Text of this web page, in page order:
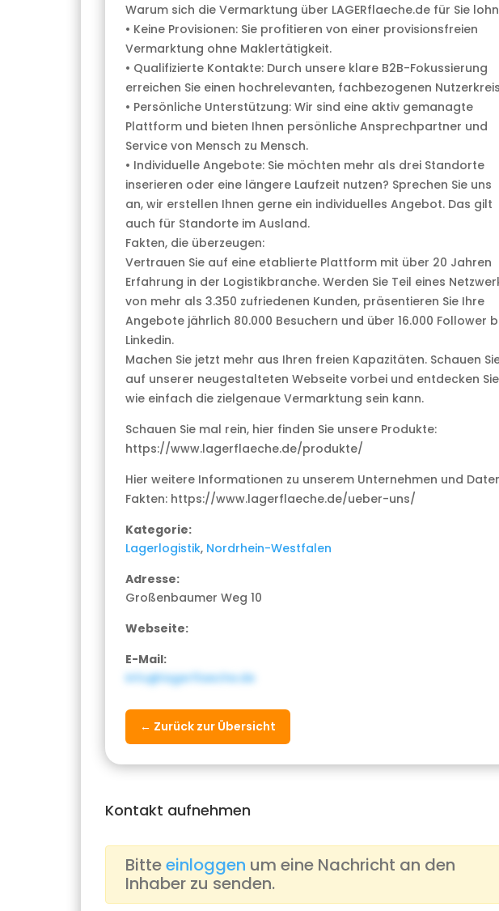
Warum sich die Vermarktung über LAGERflaeche.de für Sie
• Keine Provisionen: Sie profitieren von einer provisionsfreien
Vermarktung ohne Maklertätigkeit.
• Qualifizierte Kontakte: Durch unsere klare B2B-Fokussierung
erreichen Sie einen hochrelevanten, fachbezogenen
• Persönliche Unterstützung: Wir sind eine aktiv gemanagte
Plattform und bieten Ihnen persönliche Ansprechpartner und
Service von Mensch zu Mensch.
• Individuelle Angebote: Sie möchten mehr als drei Standorte
inserieren oder eine längere Laufzeit nutzen? Sprechen Sie uns
an, wir erstellen Ihnen gerne ein individuelles Angebot. Das gilt
auch für Standorte im Ausland.
Fakten, die überzeugen:
Vertrauen Sie auf eine etablierte Plattform mit über 20 Jahren
Erfahrung in der Logistikbranche. Werden Sie Teil eines
von mehr als 3.350 zufriedenen Kunden, präsentieren Sie Ihre
Angebote jährlich 80.000 Besuchern und über 16.000 Follower
Linkedin.
Machen Sie jetzt mehr aus Ihren freien Kapazitäten. Schauen
auf unserer neugestalteten Webseite vorbei und entdecken
wie einfach die zielgenaue Vermarktung sein kann.
Schauen Sie mal rein, hier finden Sie unsere Produkte:
https://www.lagerflaeche.de/produkte/
Hier weitere Informationen zu unserem Unternehmen und
Fakten: https://www.lagerflaeche.de/ueber-uns/
Kategorie:
Lagerlogistik, Nordrhein-Westfalen
Adresse:
Großenbaumer Weg 10
Webseite:
E-Mail:
info@lagerflaeche.de
← Zurück zur Übersicht
Kontakt aufnehmen
Bitteeinloggen um eine Nachricht an den
Inhaber zu senden.